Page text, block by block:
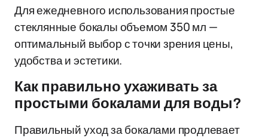
Для ежедневного использования простые
стеклянные бокалы объемом 350 мл —
оптимальный выбор с точки зрения цены,
удобства и эстетики.
Как правильно ухаживать за
простыми бокалами для воды?
Правильный уход за бокалами продлевает